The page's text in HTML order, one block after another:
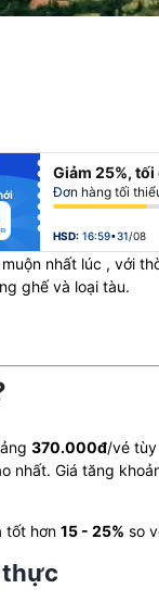
fiber_manual_record
fiber_manual_record
fiber_manual_record
fiber_manual_record
fiber_manual_record
fiber_manual_record
fiber_manual_record
Giảm 25%, tối
Đơn hàng tối
HSD: 16:59•31/08
nhất lúc , với
ghế và loại tàu.
370.000đ/vé tùy
nhất. Giá tăng
tốt hơn 15 - 25% so
thực